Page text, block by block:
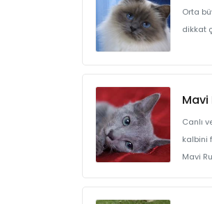
Orta
dikkat
Mavi
Canlı
kalbini
Mavi